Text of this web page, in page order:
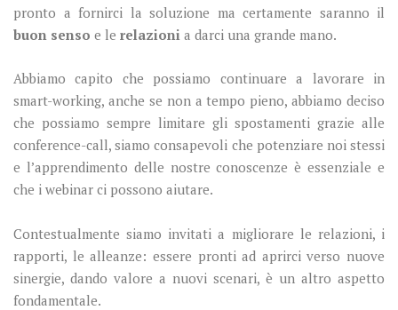
pronto a fornirci la soluzione ma certamente saranno il
buon senso e le relazioni a darci una grande mano.
Abbiamo capito che possiamo continuare a lavorare in
smart-working, anche se non a tempo pieno, abbiamo deciso
che possiamo sempre limitare gli spostamenti grazie alle
conference-call, siamo consapevoli che potenziare noi stessi
e l’apprendimento delle nostre conoscenze è essenziale e
che i webinar ci possono aiutare.
Contestualmente siamo invitati a migliorare le relazioni, i
rapporti, le alleanze: essere pronti ad aprirci verso nuove
sinergie, dando valore a nuovi scenari, è un altro aspetto
fondamentale.